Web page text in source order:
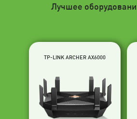
Лучшее
TP-LINK ARCHER AX6000